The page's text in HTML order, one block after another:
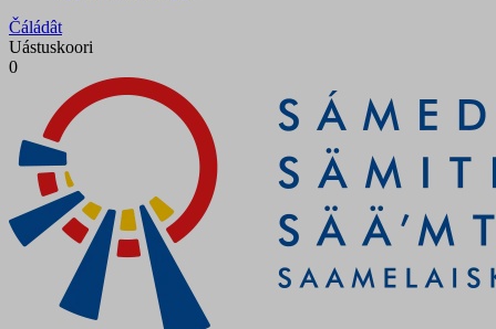
Čáládât
Uástuskoori
0